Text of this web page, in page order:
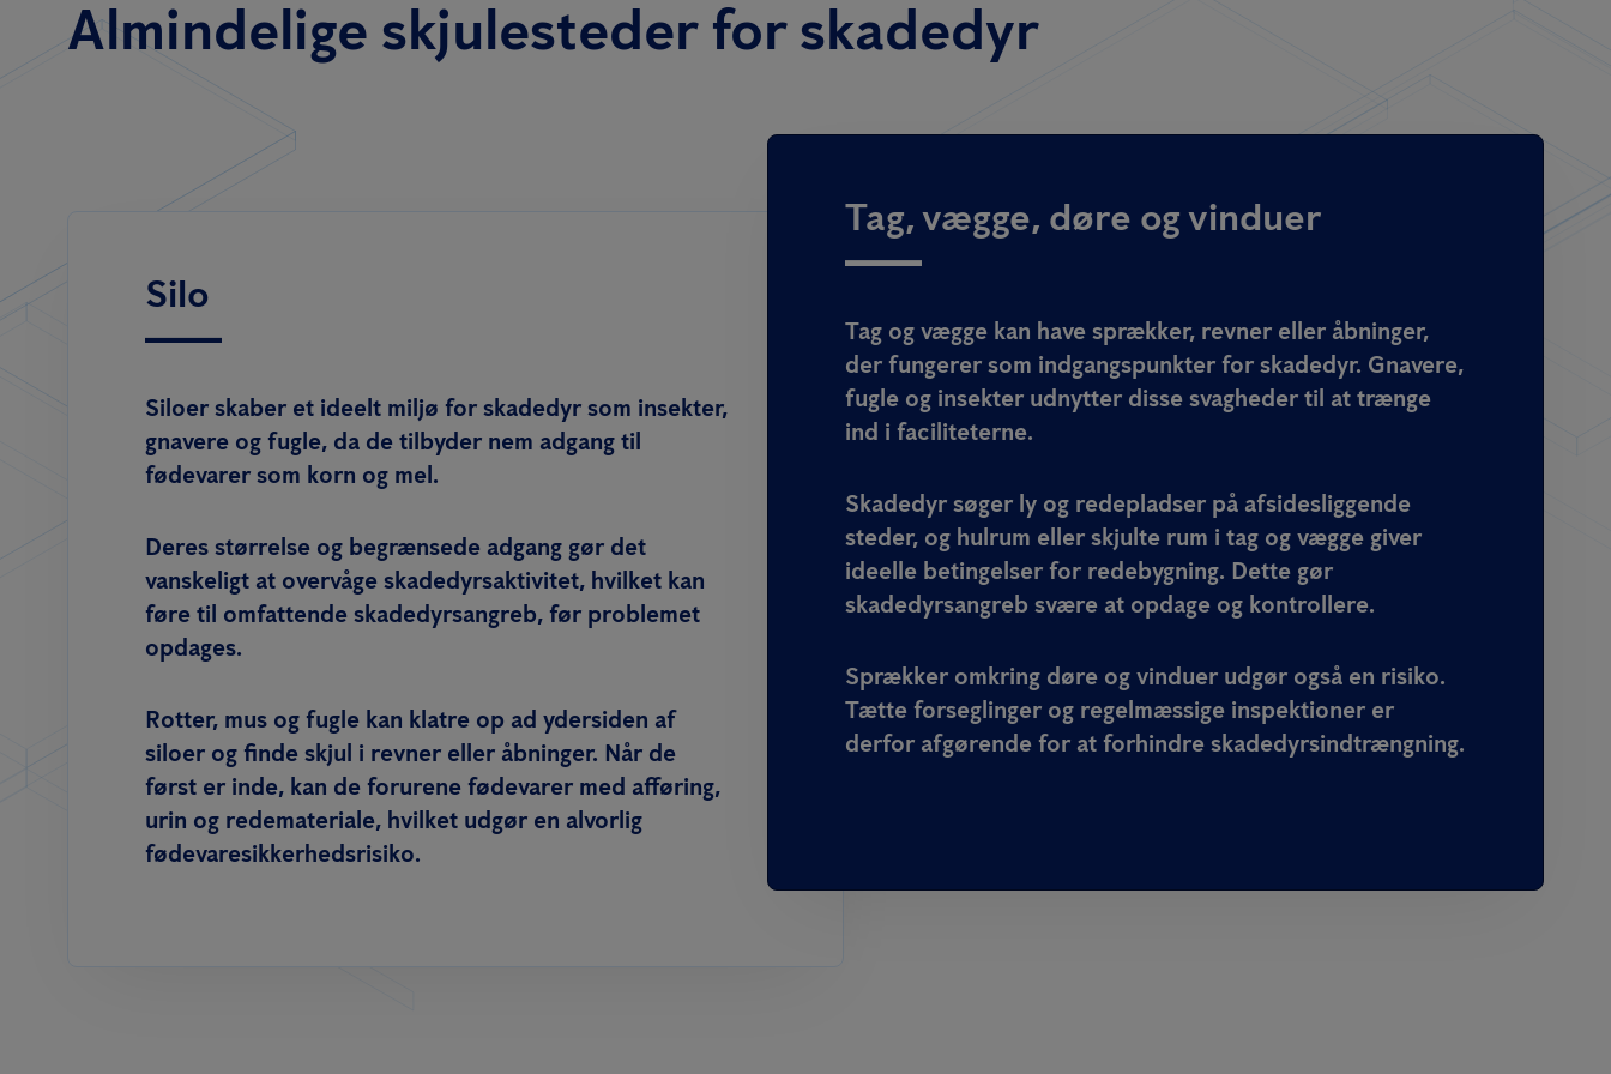
Almindelige skjulesteder for skadedyr
Silo
Siloer skaber et ideelt miljø for skadedyr som insekter,
gnavere og fugle, da de tilbyder nem adgang til
fødevarer som korn og mel.
Deres størrelse og begrænsede adgang gør det
vanskeligt at overvåge skadedyrsaktivitet, hvilket kan
føre til omfattende skadedyrsangreb, før problemet
opdages.
Rotter, mus og fugle kan klatre op ad ydersiden af
siloer og finde skjul i revner eller åbninger. Når de
først er inde, kan de forurene fødevarer med afføring,
urin og redemateriale, hvilket udgør en alvorlig
fødevaresikkerhedsrisiko.
Tag, vægge, døre og vinduer
Tag og vægge kan have sprækker, revner eller åbninger,
der fungerer som indgangspunkter for skadedyr. Gnavere,
fugle og insekter udnytter disse svagheder til at trænge
ind i faciliteterne.
Skadedyr søger ly og redepladser på afsidesliggende
steder, og hulrum eller skjulte rum i tag og vægge giver
ideelle betingelser for redebygning. Dette gør
skadedyrsangreb svære at opdage og kontrollere.
Sprækker omkring døre og vinduer udgør også en risiko.
Tætte forseglinger og regelmæssige inspektioner er
derfor afgørende for at forhindre skadedyrsindtrængning.